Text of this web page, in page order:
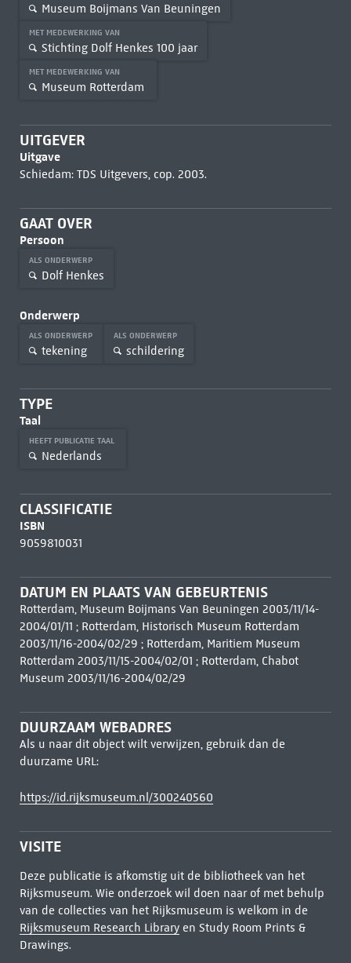
Museum Boijmans Van Beuningen
MET MEDEWERKING VAN
Stichting Dolf Henkes 100 jaar
MET MEDEWERKING VAN
Museum Rotterdam
UITGEVER
Uitgave
Schiedam: TDS Uitgevers, cop. 2003.
GAAT OVER
Persoon
ALS ONDERWERP
Dolf Henkes
Onderwerp
ALS ONDERWERP
tekening
ALS ONDERWERP
schildering
TYPE
Taal
HEEFT PUBLICATIE TAAL
Nederlands
CLASSIFICATIE
ISBN
9059810031
DATUM EN PLAATS VAN GEBEURTENIS
Rotterdam, Museum Boijmans Van Beuningen 2003/11/14-
2004/01/11 ; Rotterdam, Historisch Museum Rotterdam
2003/11/16-2004/02/29 ; Rotterdam, Maritiem Museum
Rotterdam 2003/11/15-2004/02/01 ; Rotterdam, Chabot
Museum 2003/11/16-2004/02/29
DUURZAAM WEBADRES
Als u naar dit object wilt verwijzen, gebruik dan de
duurzame URL:
https://id.rijksmuseum.nl/300240560
VISITE
Deze publicatie is afkomstig uit de bibliotheek van het
Rijksmuseum. Wie onderzoek wil doen naar of met behulp
van de collecties van het Rijksmuseum is welkom in de
Rijksmuseum Research Libraryen Study Room Prints &
Drawings.